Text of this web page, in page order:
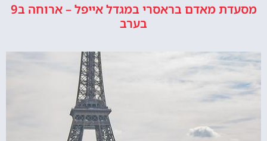
מסעדת מאדם בראסרי במגדל אייפל – ארוחה ב9
בערב